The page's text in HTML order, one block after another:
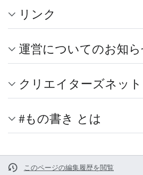
リンク
運営についてのお知
クリエイターズネッ
#もの書き とは
このページの編集履歴を閲覧